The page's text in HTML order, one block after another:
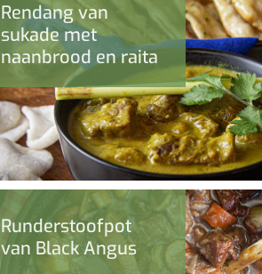
Rendang van
sukade met
naanbrood en raita
Runderstoofpot
van Black Angus